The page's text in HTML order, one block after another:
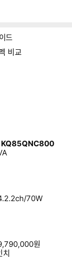
드
KQ85QNC800
70W
원